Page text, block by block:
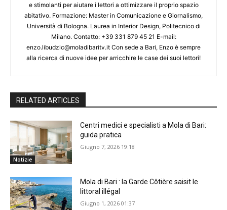
e stimolanti per aiutare i lettori a ottimizzare il proprio spazio
abitativo. Formazione: Master in Comunicazione e Giornalismo,
Università di Bologna. Laurea in Interior Design, Politecnico di
Milano. Contatto: +39 331 879 45 21 E-mail:
enzo.libudzic@moladibaritv.it Con sede a Bari, Enzo è sempre
alla ricerca di nuove idee per arricchire le case dei suoi lettori!
RELATED ARTICLES
Notizie
Centri medici e specialisti a Mola di Bari:
guida pratica
Giugno 7, 2026 19:18
Mola di Bari : la Garde Côtière saisit le
littoral illégal
Giugno 1, 2026 01:37